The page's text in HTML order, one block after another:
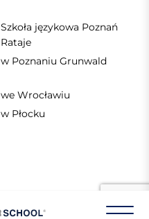
Szkoła językowa Poznań
Rataje
w Poznaniu Grunwald
we Wrocławiu
w Płocku